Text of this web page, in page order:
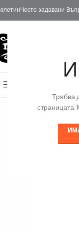
Трябва
страницата.
Често задавани